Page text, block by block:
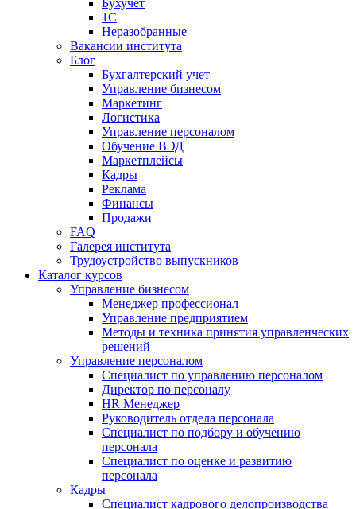
Бухучет
1С
Неразобранные
Вакансии института
Блог
Бухгалтерский учет
Управление бизнесом
Маркетинг
Логистика
Управление персоналом
Обучение ВЭД
Маркетплейсы
Кадры
Реклама
Финансы
Продажи
FAQ
Галерея института
Трудоустройство выпускников
Каталог курсов
Управление бизнесом
Менеджер профессионал
Управление предприятием
Методы и техника принятия управленческих
решений
Управление персоналом
Специалист по управлению персоналом
Директор по персоналу
HR Менеджер
Руководитель отдела персонала
Специалист по подбору и обучению
персонала
Специалист по оценке и развитию
персонала
Кадры
Специалист кадрового делопроизводства